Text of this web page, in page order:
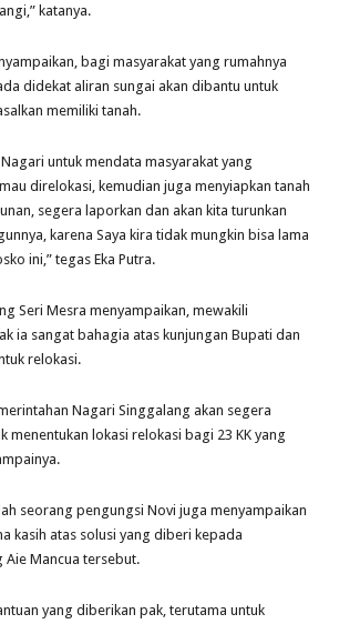
katanya.
bagi masyarakat yang rumahnya
didekat aliran sungai akan dibantu untuk
memiliki tanah.
untuk mendata masyarakat yang
direlokasi, kemudian juga menyiapkan tanah
segera laporkan dan akan kita turunkan
karena Saya kira tidak mungkin bisa lama
ini,” tegas Eka Putra.
Seri Mesra menyampaikan, mewakili
ia sangat bahagia atas kunjungan Bupati dan
relokasi.
Nagari Singgalang akan segera
menentukan lokasi relokasi bagi 23 KK yang
seorang pengungsi Novi juga menyampaikan
kasih atas solusi yang diberi kepada
Aie Mancua tersebut.
yang diberikan pak, terutama untuk